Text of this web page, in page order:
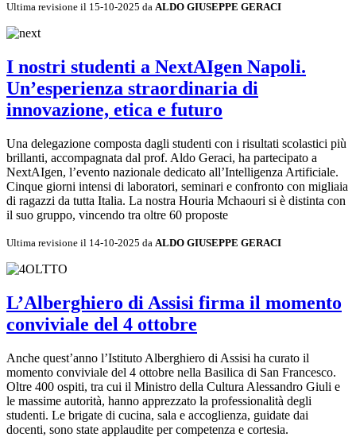
Ultima revisione il 15-10-2025 da ALDO GIUSEPPE GERACI
I nostri studenti a NextAIgen Napoli.
Un’esperienza straordinaria di
innovazione, etica e futuro
Una delegazione composta dagli studenti con i risultati scolastici più
brillanti, accompagnata dal prof. Aldo Geraci, ha partecipato a
NextAIgen, l’evento nazionale dedicato all’Intelligenza Artificiale.
Cinque giorni intensi di laboratori, seminari e confronto con migliaia
di ragazzi da tutta Italia. La nostra Houria Mchaouri si è distinta con
il suo gruppo, vincendo tra oltre 60 proposte
Ultima revisione il 14-10-2025 da ALDO GIUSEPPE GERACI
L’Alberghiero di Assisi firma il momento
conviviale del 4 ottobre
Anche quest’anno l’Istituto Alberghiero di Assisi ha curato il
momento conviviale del 4 ottobre nella Basilica di San Francesco.
Oltre 400 ospiti, tra cui il Ministro della Cultura Alessandro Giuli e
le massime autorità, hanno apprezzato la professionalità degli
studenti. Le brigate di cucina, sala e accoglienza, guidate dai
docenti, sono state applaudite per competenza e cortesia.